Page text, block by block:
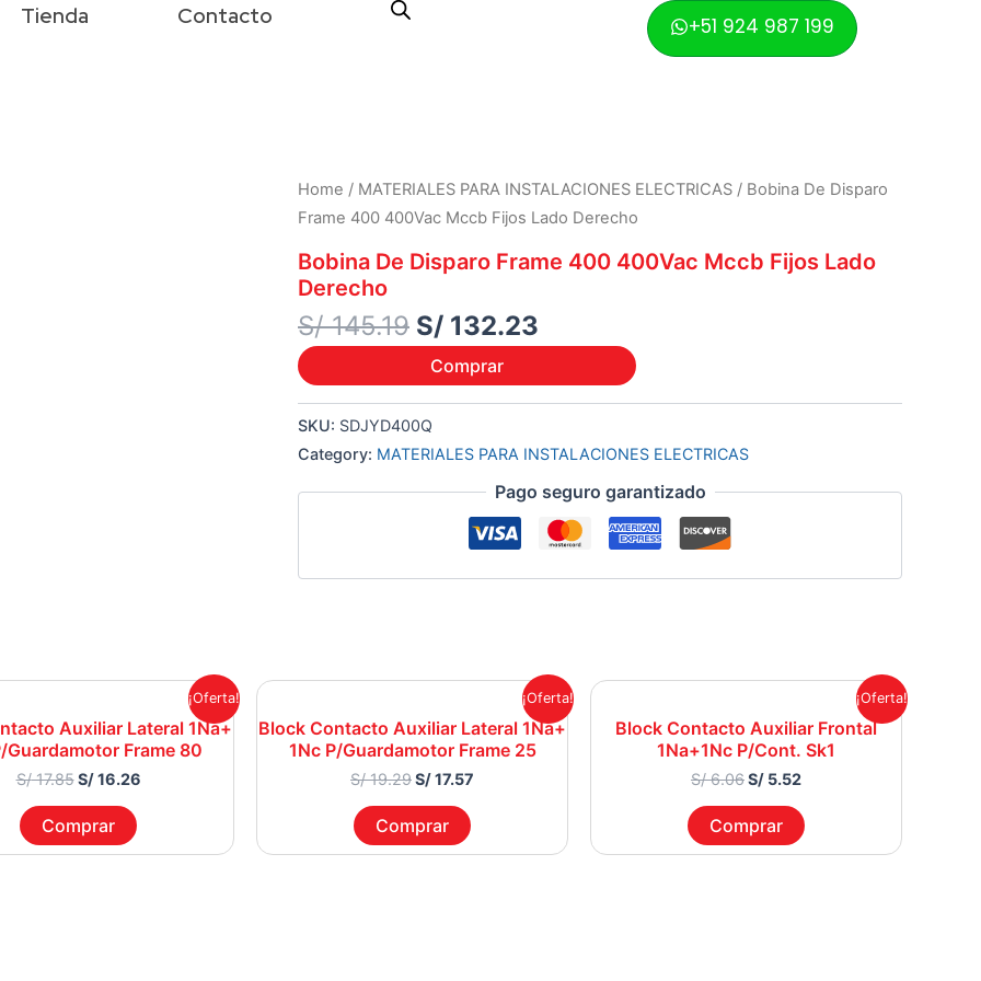
Tienda Contacto +51 924 987 199
Home / MATERIALES PARA INSTALACIONES ELECTRICAS / Bobina De Disparo
Frame 400 400Vac Mccb Fijos Lado Derecho
Bobina De Disparo Frame 400 400Vac Mccb Fijos Lado
Derecho
S/145.19
Original
price
was:
S/ 145.19.
S/ 132.23
Current
price
S/ 132.23.
Comprar
SKU: SDJYD400Q
Category: MATERIALES PARA INSTALACIONES ELECTRICAS
Pago seguro garantizado
¡Oferta!
Auxiliar Lateral 1Na+
Guardamotor Frame 80
S/17.85
was:
S/ 17.85.
S/16.26
Current
is:
S/ 16.26.
Comprar
¡Oferta!
Block Contacto Auxiliar Lateral 1Na+
1Nc P/Guardamotor Frame 25
S/19.29
was:
S/ 19.29.
S/17.57
Current
is:
S/ 17.57.
Comprar
¡Oferta!
Block Contacto Auxiliar Frontal
1Na+1Nc P/Cont. Sk1
S/6.06
was:
S/ 6.06.
S/ 5.52
Current
is:
S/ 5.52.
Comprar
was:
S/ 145.19.
is:
S/ 132.23.